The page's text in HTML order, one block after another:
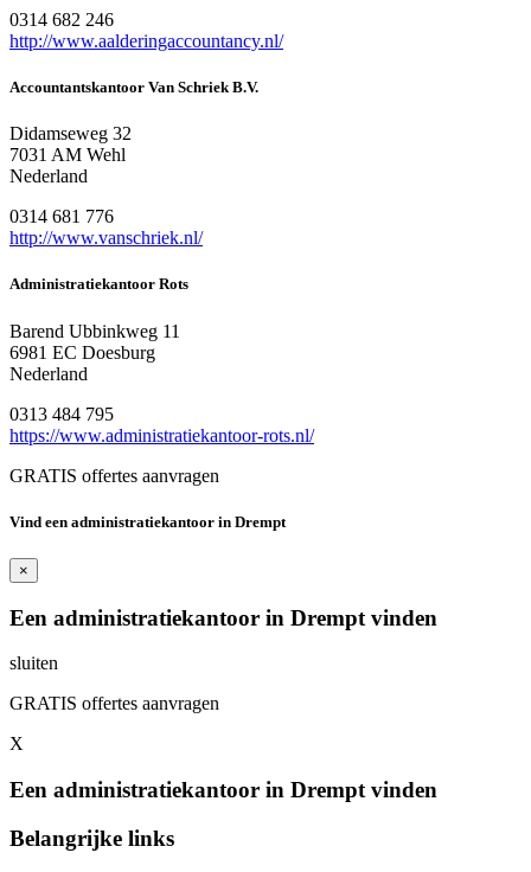
0314 682 246
http://www.aalderingaccountancy.nl/
Accountantskantoor Van Schriek B.V.
Didamseweg 32
7031 AM Wehl
Nederland
0314 681 776
http://www.vanschriek.nl/
Administratiekantoor Rots
Barend Ubbinkweg 11
6981 EC Doesburg
Nederland
0313 484 795
https://www.administratiekantoor-rots.nl/
GRATIS offertes aanvragen
Vind een administratiekantoor in Drempt
×
Een administratiekantoor in Drempt vinden
sluiten
GRATIS offertes aanvragen
X
Een administratiekantoor in Drempt vinden
Belangrijke links